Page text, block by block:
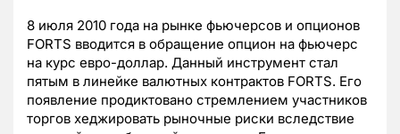
8 июля 2010 года на рынке фьючерсов и опционов
FORTS вводится в обращение опцион на фьючерс
на курс евро-доллар. Данный инструмент стал
пятым в линейке валютных контрактов FORTS. Его
появление продиктовано стремлением участников
торгов хеджировать рыночные риски вследствие